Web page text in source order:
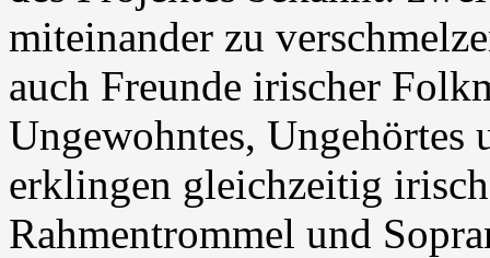
miteinander zu
auch Freunde irischer
Ungewohntes, Ungehörtes
erklingen gleichzeitig
Rahmentrommel und